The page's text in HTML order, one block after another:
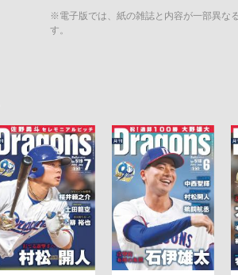
※電子版では、紙の雑誌と内容が一部異な
す。